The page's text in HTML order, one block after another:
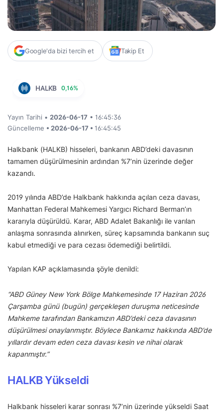
Google'da bizi tercih et Takip Et
HALKB 0,16%
Yayın Tarihi • 2026-06-17 • 16:45:36
Güncelleme • 2026-06-17 • 16:45:45
Halkbank (HALKB) hisseleri, bankanın ABD’deki davasının
tamamen düşürülmesinin ardından %7’nin üzerinde değer
kazandı.
2019 yılında ABD’de Halkbank hakkında açılan ceza davası,
Manhattan Federal Mahkemesi Yargıcı Richard Berman’ın
kararıyla düşürüldü. Karar, ABD Adalet Bakanlığı ile varılan
anlaşma sonrasında alınırken, süreç kapsamında bankanın suç
kabul etmediği ve para cezası ödemediği belirtildi.
Yapılan KAP açıklamasında şöyle denildi:
“ABD Güney New York Bölge Mahkemesinde 17 Haziran 2026
Çarşamba günü (bugün) gerçekleşen duruşma neticesinde
Mahkeme tarafından Bankamızın ABD’deki ceza davasının
düşürülmesi onaylanmıştır. Böylece Bankamız hakkında ABD’de
yıllardır devam eden ceza davası kesin ve nihai olarak
kapanmıştır.”
HALKB Yükseldi
Halkbank hisseleri karar sonrası %7’nin üzerinde yükseldi Saat